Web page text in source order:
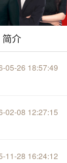
简介
05-26 18:57:49
02-08 12:27:15
11-28 16:24:12